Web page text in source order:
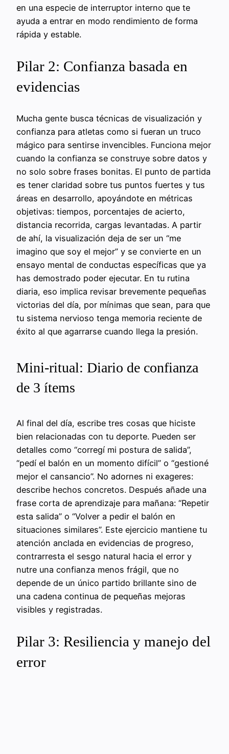
en una especie de interruptor interno que te
ayuda a entrar en modo rendimiento de forma
rápida y estable.
Pilar 2: Confianza basada en
evidencias
Mucha gente busca técnicas de visualización y
confianza para atletas como si fueran un truco
mágico para sentirse invencibles. Funciona mejor
cuando la confianza se construye sobre datos y
no solo sobre frases bonitas. El punto de partida
es tener claridad sobre tus puntos fuertes y tus
áreas en desarrollo, apoyándote en métricas
objetivas: tiempos, porcentajes de acierto,
distancia recorrida, cargas levantadas. A partir
de ahí, la visualización deja de ser un “me
imagino que soy el mejor” y se convierte en un
ensayo mental de conductas específicas que ya
has demostrado poder ejecutar. En tu rutina
diaria, eso implica revisar brevemente pequeñas
victorias del día, por mínimas que sean, para que
tu sistema nervioso tenga memoria reciente de
éxito al que agarrarse cuando llega la presión.
Mini-ritual: Diario de confianza
de 3 ítems
Al final del día, escribe tres cosas que hiciste
bien relacionadas con tu deporte. Pueden ser
detalles como “corregí mi postura de salida”,
“pedí el balón en un momento difícil” o “gestioné
mejor el cansancio”. No adornes ni exageres:
describe hechos concretos. Después añade una
frase corta de aprendizaje para mañana: “Repetir
esta salida” o “Volver a pedir el balón en
situaciones similares”. Este ejercicio mantiene tu
atención anclada en evidencias de progreso,
contrarresta el sesgo natural hacia el error y
nutre una confianza menos frágil, que no
depende de un único partido brillante sino de
una cadena continua de pequeñas mejoras
visibles y registradas.
Pilar 3: Resiliencia y manejo del
error